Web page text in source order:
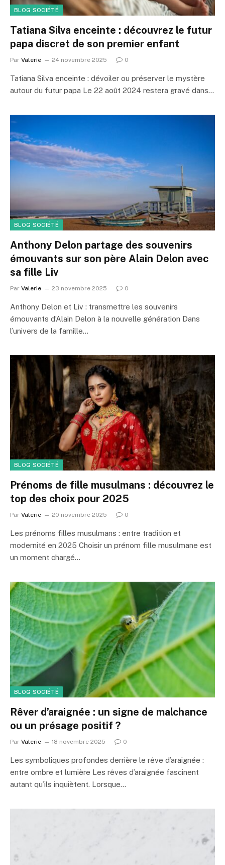
BLOG SOCIÉTÉ
Tatiana Silva enceinte : découvrez le futur
papa discret de son premier enfant
Par Valerie 24 novembre 2025 0
Tatiana Silva enceinte : dévoiler ou préserver le mystère
autour du futur papa Le 22 août 2024 restera gravé dans…
BLOG SOCIÉTÉ
Anthony Delon partage des souvenirs
émouvants sur son père Alain Delon avec
sa fille Liv
Par Valerie 23 novembre 2025 0
Anthony Delon et Liv : transmettre les souvenirs
émouvants d’Alain Delon à la nouvelle génération Dans
l’univers de la famille…
BLOG SOCIÉTÉ
Prénoms de fille musulmans : découvrez le
top des choix pour 2025
Par Valerie 20 novembre 2025 0
Les prénoms filles musulmans : entre tradition et
modernité en 2025 Choisir un prénom fille musulmane est
un moment chargé…
BLOG SOCIÉTÉ
Rêver d’araignée : un signe de malchance
ou un présage positif ?
Par Valerie 18 novembre 2025 0
Les symboliques profondes derrière le rêve d’araignée :
entre ombre et lumière Les rêves d’araignée fascinent
autant qu’ils inquiètent. Lorsque…